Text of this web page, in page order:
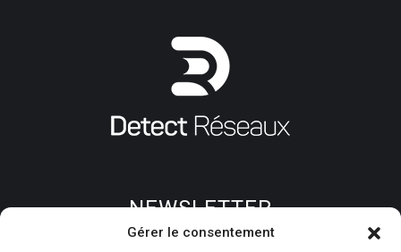
Gérer le consentement
NEWSLETTER